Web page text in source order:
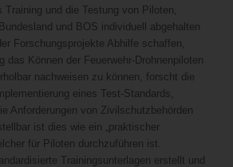
und die Testung von Piloten,
und BOS individuell abgehalten
Forschungsprojekte Abhilfe schaffen,
das Können der Feuerwehr-Drohnenpiloten
nachweisen zu können, forscht die
eines Test-Standards,
Anforderungen von Zivilschutzbehörden
ist dies wie ein „praktischer
für Piloten durchzuführen ist.
Trainingsunterlagen erstellt und